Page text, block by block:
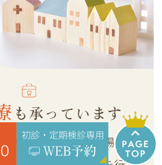
も承っています
だくことが難しい場合